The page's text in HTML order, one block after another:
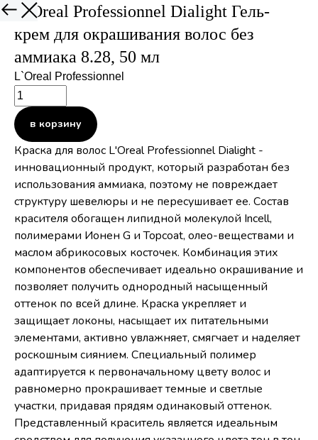
L`Oreal Professionnel Dialight Гель-
крем для окрашивания волос без
аммиака 8.28, 50 мл
L`Oreal Professionnel
в корзину
Краска для волос L'Oreal Professionnel Dialight -
инновационный продукт, который разработан без
использования аммиака, поэтому не повреждает
структуру шевелюры и не пересушивает ее. Состав
красителя обогащен липидной молекулой Incell,
полимерами Ионен G и Topсoat, олео-веществами и
маслом абрикосовых косточек. Комбинация этих
компонентов обеспечивает идеально окрашивание и
позволяет получить однородный насыщенный
оттенок по всей длине. Краска укрепляет и
защищает локоны, насыщает их питательными
элементами, активно увлажняет, смягчает и наделяет
роскошным сиянием. Специальный полимер
адаптируется к первоначальному цвету волос и
равномерно прокрашивает темные и светлые
участки, придавая прядям одинаковый оттенок.
Представленный краситель является идеальным